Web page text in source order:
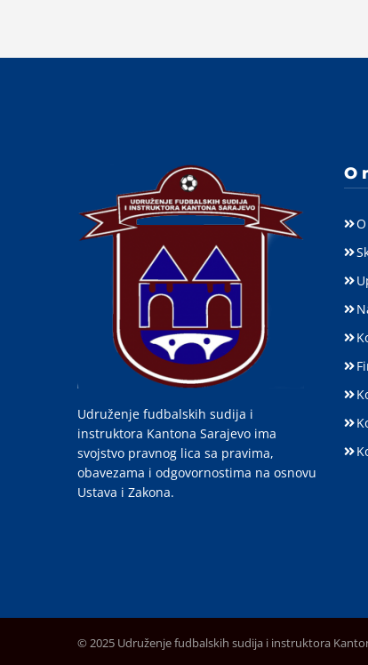
Udruženje fudbalskih sudija i
instruktora Kantona Sarajevo ima
svojstvo pravnog lica sa pravima,
obavezama i odgovornostima na osnovu
Ustava i Zakona.
O
© 2025 Udruženje fudbalskih sudija i instruktora